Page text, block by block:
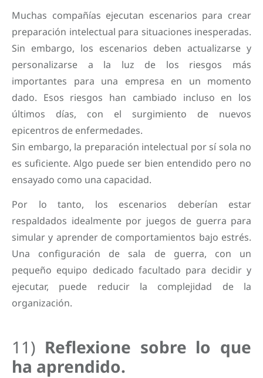
Muchas compañías ejecutan escenarios para crear
preparación intelectual para situaciones inesperadas.
Sin embargo, los escenarios deben actualizarse y
personalizarse a la luz de los riesgos más
importantes para una empresa en un momento
dado. Esos riesgos han cambiado incluso en los
últimos días, con el surgimiento de nuevos
epicentros de enfermedades.
Sin embargo, la preparación intelectual por sí sola no
es suficiente. Algo puede ser bien entendido pero no
ensayado como una capacidad.
Por lo tanto, los escenarios deberían estar
respaldados idealmente por juegos de guerra para
simular y aprender de comportamientos bajo estrés.
Una configuración de sala de guerra, con un
pequeño equipo dedicado facultado para decidir y
ejecutar, puede reducir la complejidad de la
organización.
11) Reflexione sobre lo que
ha aprendido.